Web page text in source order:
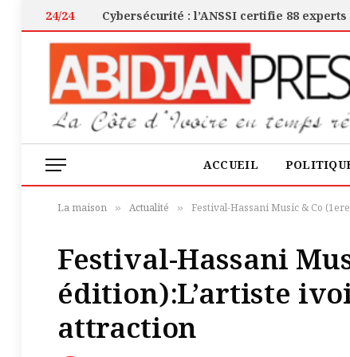
24/24
ACCUEIL
La maison » Actualité » Festival-Hassani Music & Co
Festival-Hassani
édition):L’artiste
attraction